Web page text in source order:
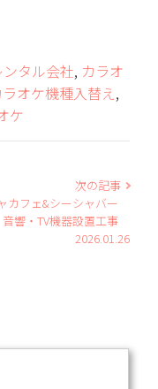
タル会社, カラオ
ラオケ機種入替え,
ケ
次の記事
カフェ&シーシャバー
音響・TV機器設置工事
2026.01.26